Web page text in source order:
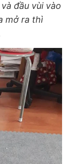
đầu vùi vào
mở ra thì